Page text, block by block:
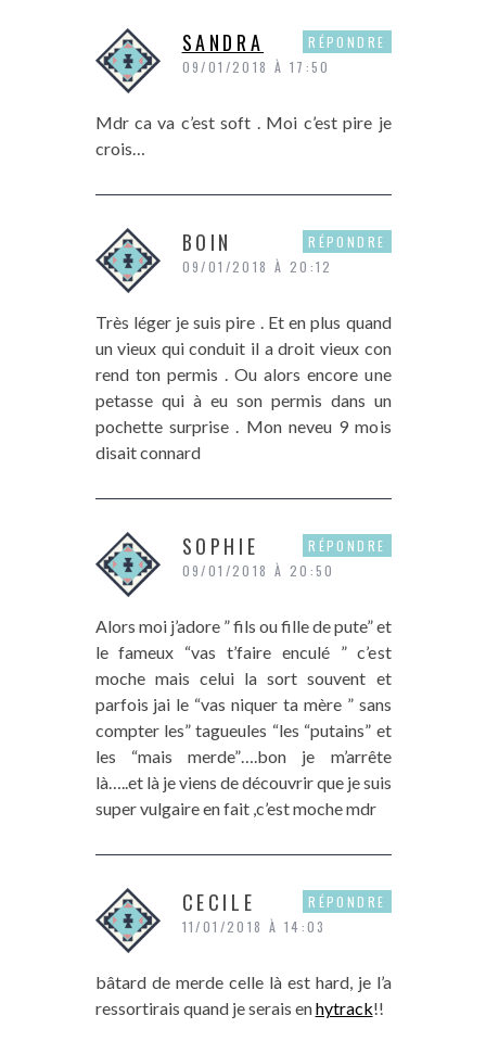
SANDRA
09/01/2018 À 17:50
Mdr ca va c’est soft . Moi c’est pire je
crois…
RÉPONDRE
BOIN
09/01/2018 À 20:12
Très léger je suis pire . Et en plus quand
un vieux qui conduit il a droit vieux con
rend ton permis . Ou alors encore une
petasse qui à eu son permis dans un
pochette surprise . Mon neveu 9 mois
disait connard
RÉPONDRE
SOPHIE
09/01/2018 À 20:50
Alors moi j’adore ” fils ou fille de pute” et
le fameux “vas t’faire enculé ” c’est
moche mais celui la sort souvent et
parfois jai le “vas niquer ta mère ” sans
compter les” tagueules “les “putains” et
les “mais merde”….bon je m’arrête
là…..et là je viens de découvrir que je suis
super vulgaire en fait ,c’est moche mdr
RÉPONDRE
CECILE
11/01/2018 À 14:03
bâtard de merde celle là est hard, je l’a
ressortirais quand je serais enhytrack!!
RÉPONDRE